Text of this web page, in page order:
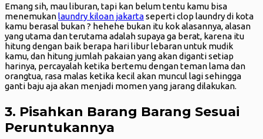
Emang sih, mau liburan, tapi kan belum tentu kamu bisa
menemukanlaundry kiloan jakartaseperti clop laundry di kota
kamu berasal bukan ? hehehe bukan itu kok alasannya, alasan
yang utama dan terutama adalah supaya ga berat, karena itu
hitung dengan baik berapa hari libur lebaran untuk mudik
kamu, dan hitung jumlah pakaian yang akan diganti setiap
harinya, percayalah ketika bertemu dengan teman lama dan
orangtua, rasa malas ketika kecil akan muncul lagi sehingga
ganti baju aja akan menjadi momen yang jarang dilakukan.
3. Pisahkan Barang Barang Sesuai
Peruntukannya